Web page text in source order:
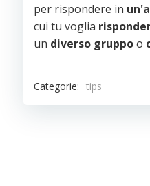
per rispondere in
cui tu voglia
un diverso gruppoo
Categorie: tips